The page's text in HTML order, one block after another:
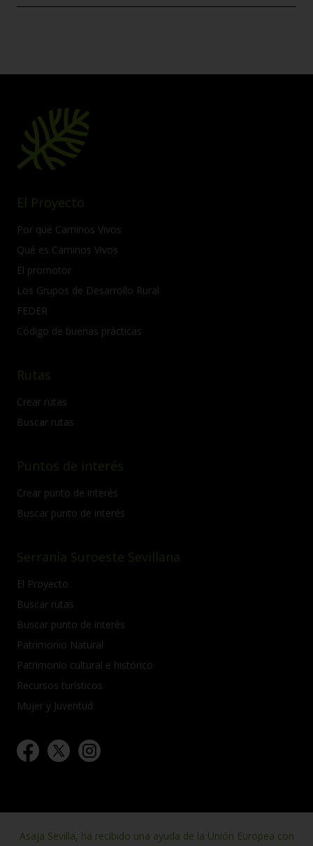
El Proyecto
Por qué Caminos Vivos
Qué es Caminos Vivos
El promotor
Los Grupos de Desarrollo Rural
FEDER
Código de buenas prácticas
Rutas
Crear rutas
Buscar rutas
Puntos de interés
Crear punto de interés
Buscar punto de interés
Serranía Suroeste Sevillana
El Proyecto
Buscar rutas
Buscar punto de interés
Patrimonio Natural
Patrimonio cultural e histórico
Recursos turísticos
Mujer y Juventud
Asaja Sevilla, ha recibido una ayuda de la Unión Europea con